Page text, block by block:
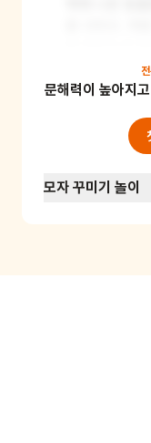
책에 나온 동
를 내봐요. 예
를 360도로
은 식으로 질
서 아이가 수
해 동물의 특
문해력이 높아지
모자 꾸미기 놀이